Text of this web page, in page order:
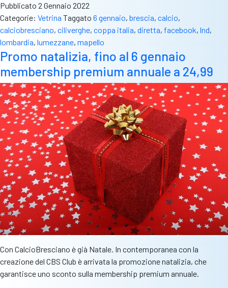
Mapello,
la
finale
di
Coppa
sarà
in
diretta
Facebook
su
Cbs
Pubblicato 2 Gennaio 2022
Categorie: Vetrina Taggato 6 gennaio, brescia, calcio,
calciobresciano, ciliverghe, coppa italia, diretta, facebook, lnd,
lombardia, lumezzane, mapello
Promo natalizia, fino al 6 gennaio
membership premium annuale a 24,99
Con CalcioBresciano è già Natale. In contemporanea con la
creazione del CBS Club è arrivata la promozione natalizia, che
garantisce uno sconto sulla membership premium annuale.